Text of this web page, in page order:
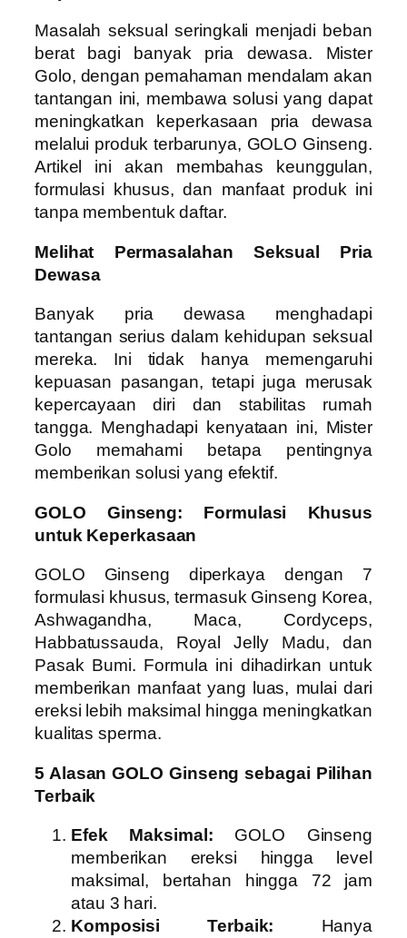
Masalah seksual seringkali menjadi beban
berat bagi banyak pria dewasa. Mister
Golo, dengan pemahaman mendalam akan
tantangan ini, membawa solusi yang dapat
meningkatkan keperkasaan pria dewasa
melalui produk terbarunya, GOLO Ginseng.
Artikel ini akan membahas keunggulan,
formulasi khusus, dan manfaat produk ini
tanpa membentuk daftar.
Melihat Permasalahan Seksual Pria
Dewasa
Banyak pria dewasa menghadapi
tantangan serius dalam kehidupan seksual
mereka. Ini tidak hanya memengaruhi
kepuasan pasangan, tetapi juga merusak
kepercayaan diri dan stabilitas rumah
tangga. Menghadapi kenyataan ini, Mister
Golo memahami betapa pentingnya
memberikan solusi yang efektif.
GOLO Ginseng: Formulasi Khusus
untuk Keperkasaan
GOLO Ginseng diperkaya dengan 7
formulasi khusus, termasuk Ginseng Korea,
Ashwagandha, Maca, Cordyceps,
Habbatussauda, Royal Jelly Madu, dan
Pasak Bumi. Formula ini dihadirkan untuk
memberikan manfaat yang luas, mulai dari
ereksi lebih maksimal hingga meningkatkan
kualitas sperma.
5 Alasan GOLO Ginseng sebagai Pilihan
Terbaik
Efek Maksimal: GOLO Ginseng
memberikan ereksi hingga level
maksimal, bertahan hingga 72 jam
atau 3 hari.
Komposisi Terbaik: Hanya